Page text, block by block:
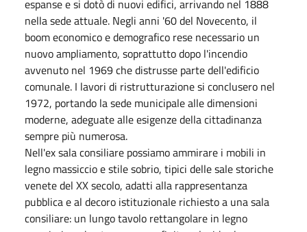
espanse e si dotò di nuovi edifici, arrivando nel 1888
nella sede attuale. Negli anni '60 del Novecento, il
boom economico e demografico rese necessario un
nuovo ampliamento, soprattutto dopo l'incendio
avvenuto nel 1969 che distrusse parte dell'edificio
comunale. I lavori di ristrutturazione si conclusero nel
1972, portando la sede municipale alle dimensioni
moderne, adeguate alle esigenze della cittadinanza
sempre più numerosa.
Nell'ex sala consiliare possiamo ammirare i mobili in
legno massiccio e stile sobrio, tipici delle sale storiche
venete del XX secolo, adatti alla rappresentanza
pubblica e al decoro istituzionale richiesto a una sala
consiliare: un lungo tavolo rettangolare in legno